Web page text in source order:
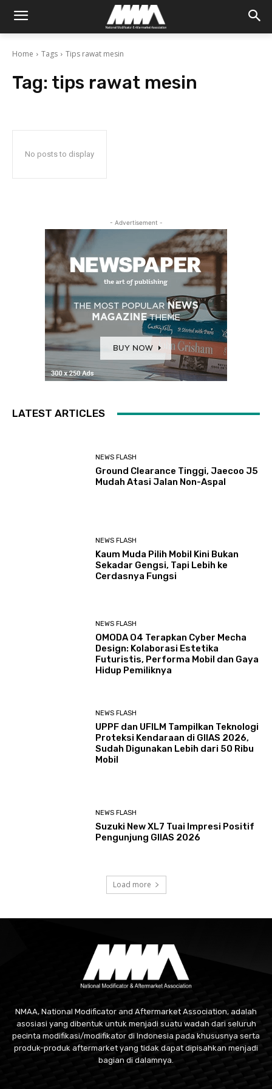
Home Tags Tips rawat mesin
Tag: tips rawat mesin
No posts to display
- Advertisement -
LATEST ARTICLES
NEWS FLASH
Ground Clearance Tinggi, Jaecoo J5
Mudah Atasi Jalan Non-Aspal
NEWS FLASH
Kaum Muda Pilih Mobil Kini Bukan
Sekadar Gengsi, Tapi Lebih ke
Cerdasnya Fungsi
NEWS FLASH
OMODA O4 Terapkan Cyber Mecha
Design: Kolaborasi Estetika
Futuristis, Performa Mobil dan Gaya
Hidup Pemiliknya
NEWS FLASH
UPPF dan UFILM Tampilkan Teknologi
Proteksi Kendaraan di GIIAS 2026,
Sudah Digunakan Lebih dari 50 Ribu
Mobil
NEWS FLASH
Suzuki New XL7 Tuai Impresi Positif
Pengunjung GIIAS 2026
Load more
NMAA, National Modificator and Aftermarket Association, adalah
asosiasi yang dibentuk untuk menjadi suatu wadah dari seluruh
pecinta modifikasi/modifikator di Indonesia pada khususnya serta
produk-produk aftermarket yang tidak dapat dipisahkan menjadi
bagian di dalamnya.